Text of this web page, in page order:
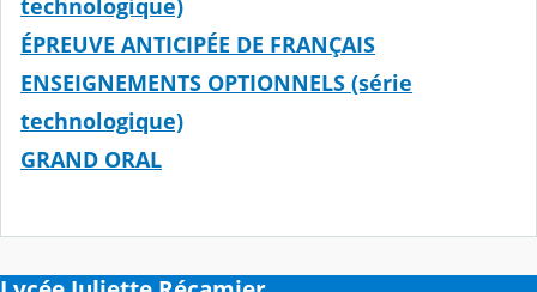
technologique)
ÉPREUVE ANTICIPÉE DE FRANÇAIS
ENSEIGNEMENTS OPTIONNELS (série
technologique)
GRAND ORAL